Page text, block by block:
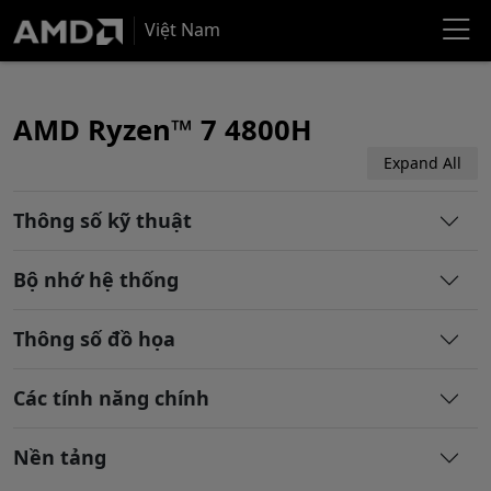
Việt Nam
AMD Ryzen™ 7 4800H
Expand All
Thông số kỹ thuật
Bộ nhớ hệ thống
Thông số đồ họa
Các tính năng chính
Nền tảng